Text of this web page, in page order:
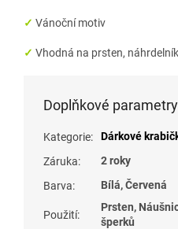
✓ Vánoční motiv
✓ Vhodná na prsten,
Doplňkové parametry
Kategorie:
Dárkové
Záruka:
2 roky
Barva: Bílá, Červená
Použití:
Prsten,
šperků